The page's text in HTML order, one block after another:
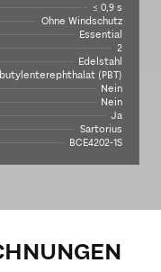
≤ 0,9 s
Ohne Windschutz
Essential
2
Edelstahl
(PBT)
Nein
Nein
Ja
Sartorius
BCE4202-1S